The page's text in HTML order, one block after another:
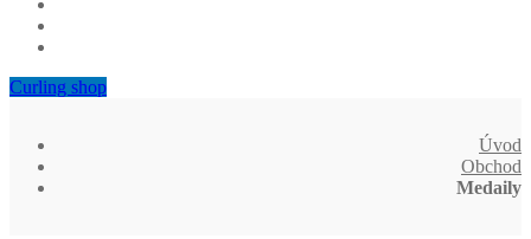
Curling shop
Úvod
Obchod
Medaily